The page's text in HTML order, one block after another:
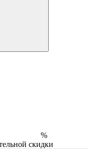
%
скидки